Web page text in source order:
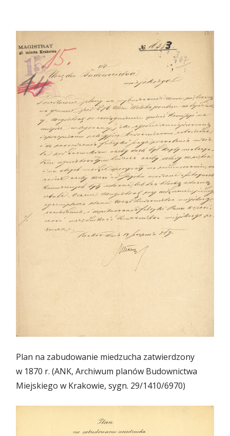
Plan na zabudowanie miedzucha zatwierdzony
w 1870 r. (ANK, Archiwum planów Budownictwa
Miejskiego w Krakowie, sygn. 29/1410/6970)